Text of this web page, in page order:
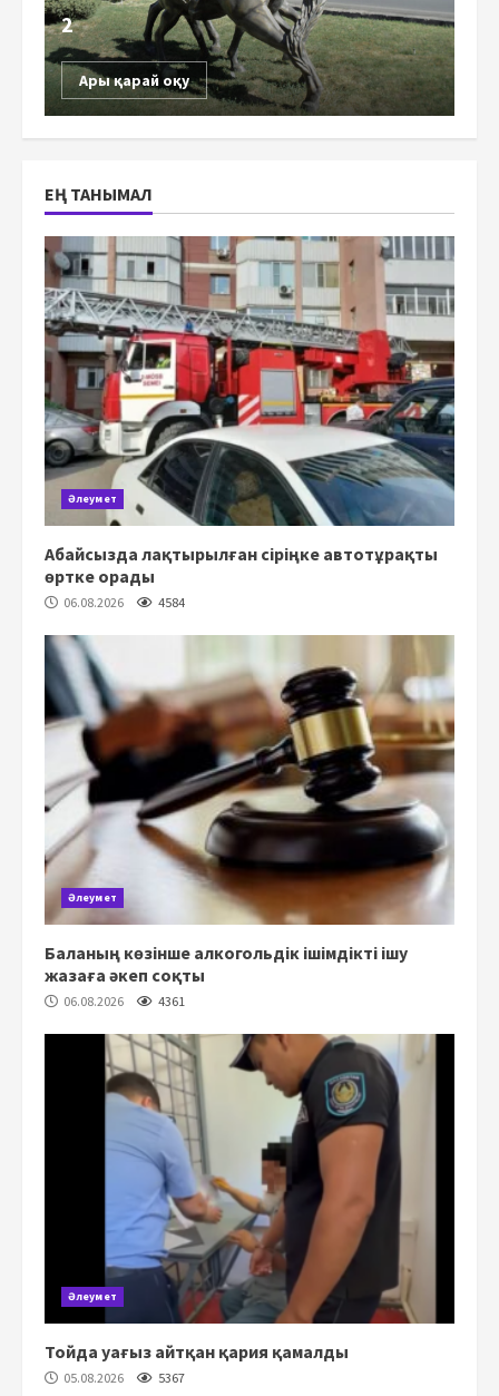
2
Ары қарай оқу
ЕҢ ТАНЫМАЛ
Әлеумет
Абайсызда лақтырылған сіріңке автотұрақты
өртке орады
06.08.2026 4584
Әлеумет
Баланың көзінше алкогольдік ішімдікті ішу
жазаға әкеп соқты
06.08.2026 4361
Әлеумет
Тойда уағыз айтқан қария қамалды
05.08.2026 5367